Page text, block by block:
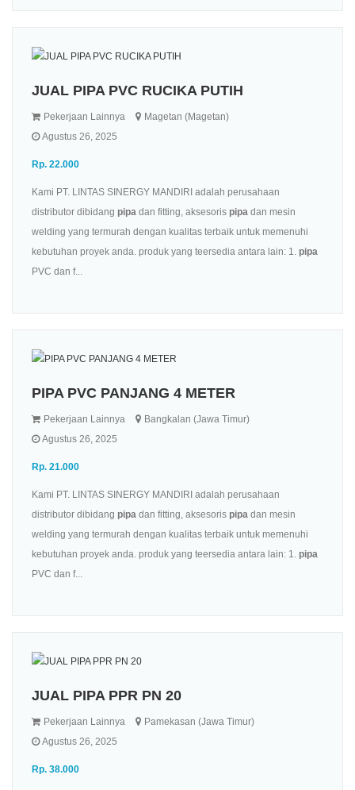
JUAL PIPA PVC RUCIKA PUTIH
Pekerjaan Lainnya
Magetan (Magetan)
Agustus 26, 2025
Rp. 22.000
Kami PT. LINTAS SINERGY MANDIRI adalah perusahaan
distributor dibidang pipa dan fitting, aksesoris pipa dan mesin
welding yang termurah dengan kualitas terbaik untuk memenuhi
kebutuhan proyek anda. produk yang teersedia antara lain: 1. pipa
PVC dan f...
PIPA PVC PANJANG 4 METER
Pekerjaan Lainnya
Bangkalan (Jawa Timur)
Agustus 26, 2025
Rp. 21.000
Kami PT. LINTAS SINERGY MANDIRI adalah perusahaan
distributor dibidang pipa dan fitting, aksesoris pipa dan mesin
welding yang termurah dengan kualitas terbaik untuk memenuhi
kebutuhan proyek anda. produk yang teersedia antara lain: 1. pipa
PVC dan f...
JUAL PIPA PPR PN 20
Pekerjaan Lainnya
Pamekasan (Jawa Timur)
Agustus 26, 2025
Rp. 38.000